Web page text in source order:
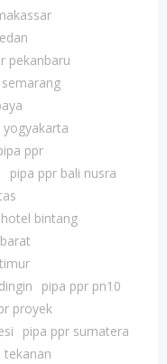
pekanbaru
yogyakarta
ppr
pipa ppr bali nusra
bintang
pipa ppr pn10
proyek
pipa ppr sumatera
tekanan